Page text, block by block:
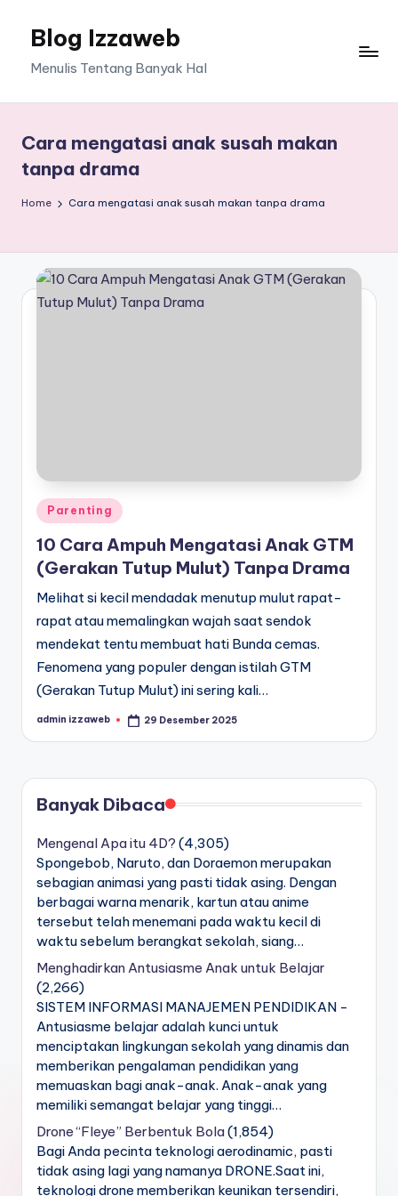
Blog Izzaweb
Menulis Tentang Banyak Hal
Cara mengatasi anak susah makan
tanpa drama
Home Cara mengatasi anak susah makan tanpa drama
Posted
in
Parenting
10 Cara Ampuh Mengatasi Anak GTM
(Gerakan Tutup Mulut) Tanpa Drama
Melihat si kecil mendadak menutup mulut rapat-
rapat atau memalingkan wajah saat sendok
mendekat tentu membuat hati Bunda cemas.
Fenomena yang populer dengan istilah GTM
(Gerakan Tutup Mulut) ini sering kali…
Posted
admin izzaweb 29 Desember 2025
Banyak Dibaca
Mengenal Apa itu 4D? (4,305)
Spongebob, Naruto, dan Doraemon merupakan
sebagian animasi yang pasti tidak asing. Dengan
berbagai warna menarik, kartun atau anime
tersebut telah menemani pada waktu kecil di
waktu sebelum berangkat sekolah, siang…
Menghadirkan Antusiasme Anak untuk Belajar
(2,266)
SISTEM INFORMASI MANAJEMEN PENDIDIKAN -
Antusiasme belajar adalah kunci untuk
menciptakan lingkungan sekolah yang dinamis dan
memberikan pengalaman pendidikan yang
memuaskan bagi anak-anak. Anak-anak yang
memiliki semangat belajar yang tinggi…
Drone “Fleye” Berbentuk Bola(1,854)
Bagi Anda pecinta teknologi aerodinamic, pasti
tidak asing lagi yang namanya DRONE.Saat ini,
teknologi drone memberikan keunikan tersendiri,